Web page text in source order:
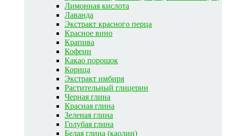
Лимонная кислота
Лаванда
Экстракт красного перца
Красное вино
Крапива
Кофеин
Какао порошок
Корица
Экстракт имбиря
Растительный глицерин
Черная глина
Красная глина
Зеленая глина
Голубая глина
Белая глина (каолин)